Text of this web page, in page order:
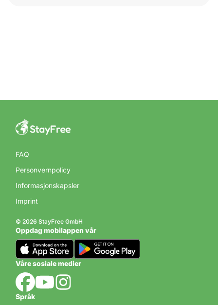
FAQ
Personvernpolicy
Informasjonskapsler
Imprint
© 2026 StayFree GmbH
Oppdag mobilappen vår
Våre sosiale medier
Språk